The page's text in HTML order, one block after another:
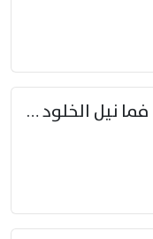
فصبرا في مجال الموت صبرا … فما نيل الخلود بمستطاع